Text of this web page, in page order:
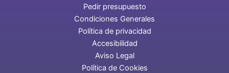
Pedir presupuesto
Condiciones Generales
Política de privacidad
Accesibilidad
Aviso Legal
Política de Cookies